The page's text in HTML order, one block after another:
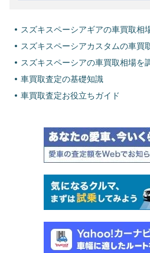
スズキスペーシアギアの車買取相
スズキスペーシアカスタムの車買
スズキスペーシアの車買取相場を
車買取査定の基礎知識
車買取査定お役立ちガイド